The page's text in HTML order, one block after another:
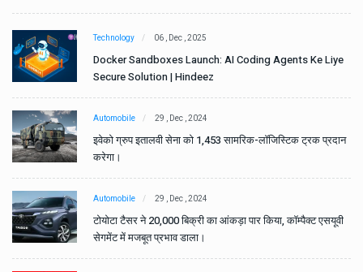
Technology 06 , Dec , 2025
Docker Sandboxes Launch: AI Coding Agents Ke Liye
Secure Solution | Hindeez
Automobile 29 , Dec , 2024
इवेको ग्रुप इतालवी सेना को 1,453 सामरिक-लॉजिस्टिक ट्रक प्रदान
करेगा।
Automobile 29 , Dec , 2024
टोयोटा टैसर ने 20,000 बिक्री का आंकड़ा पार किया, कॉम्पैक्ट एसयूवी
सेगमेंट में मजबूत प्रभाव डाला।